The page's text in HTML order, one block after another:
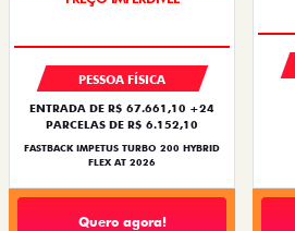
PESSOA FÍSICA
ENTRADA DE R$ 67.661,10 +24
PARCELAS DE R$ 6.152,10
FASTBACK IMPETUS TURBO 200 HYBRID
FLEX AT 2026
Quero agora!